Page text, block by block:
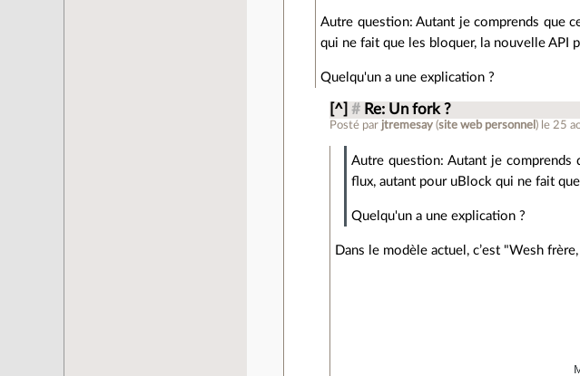
Autre question: Autant je comprends que
qui ne fait que les bloquer, la nouvelle API
Quelqu'un a une explication ?
[^] # Re: Un fork ?
Posté par jtremesay (site web personnel ) le 25
Autre question: Autant je
flux, autant pour uBlock qui ne fait
Quelqu'un a une explication ?
Dans le modèle actuel, c’est "Wesh